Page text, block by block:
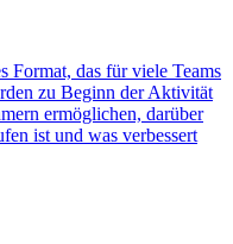
Format, das für viele Teams
zu Beginn der Aktivität
ermöglichen, darüber
ist und was verbessert